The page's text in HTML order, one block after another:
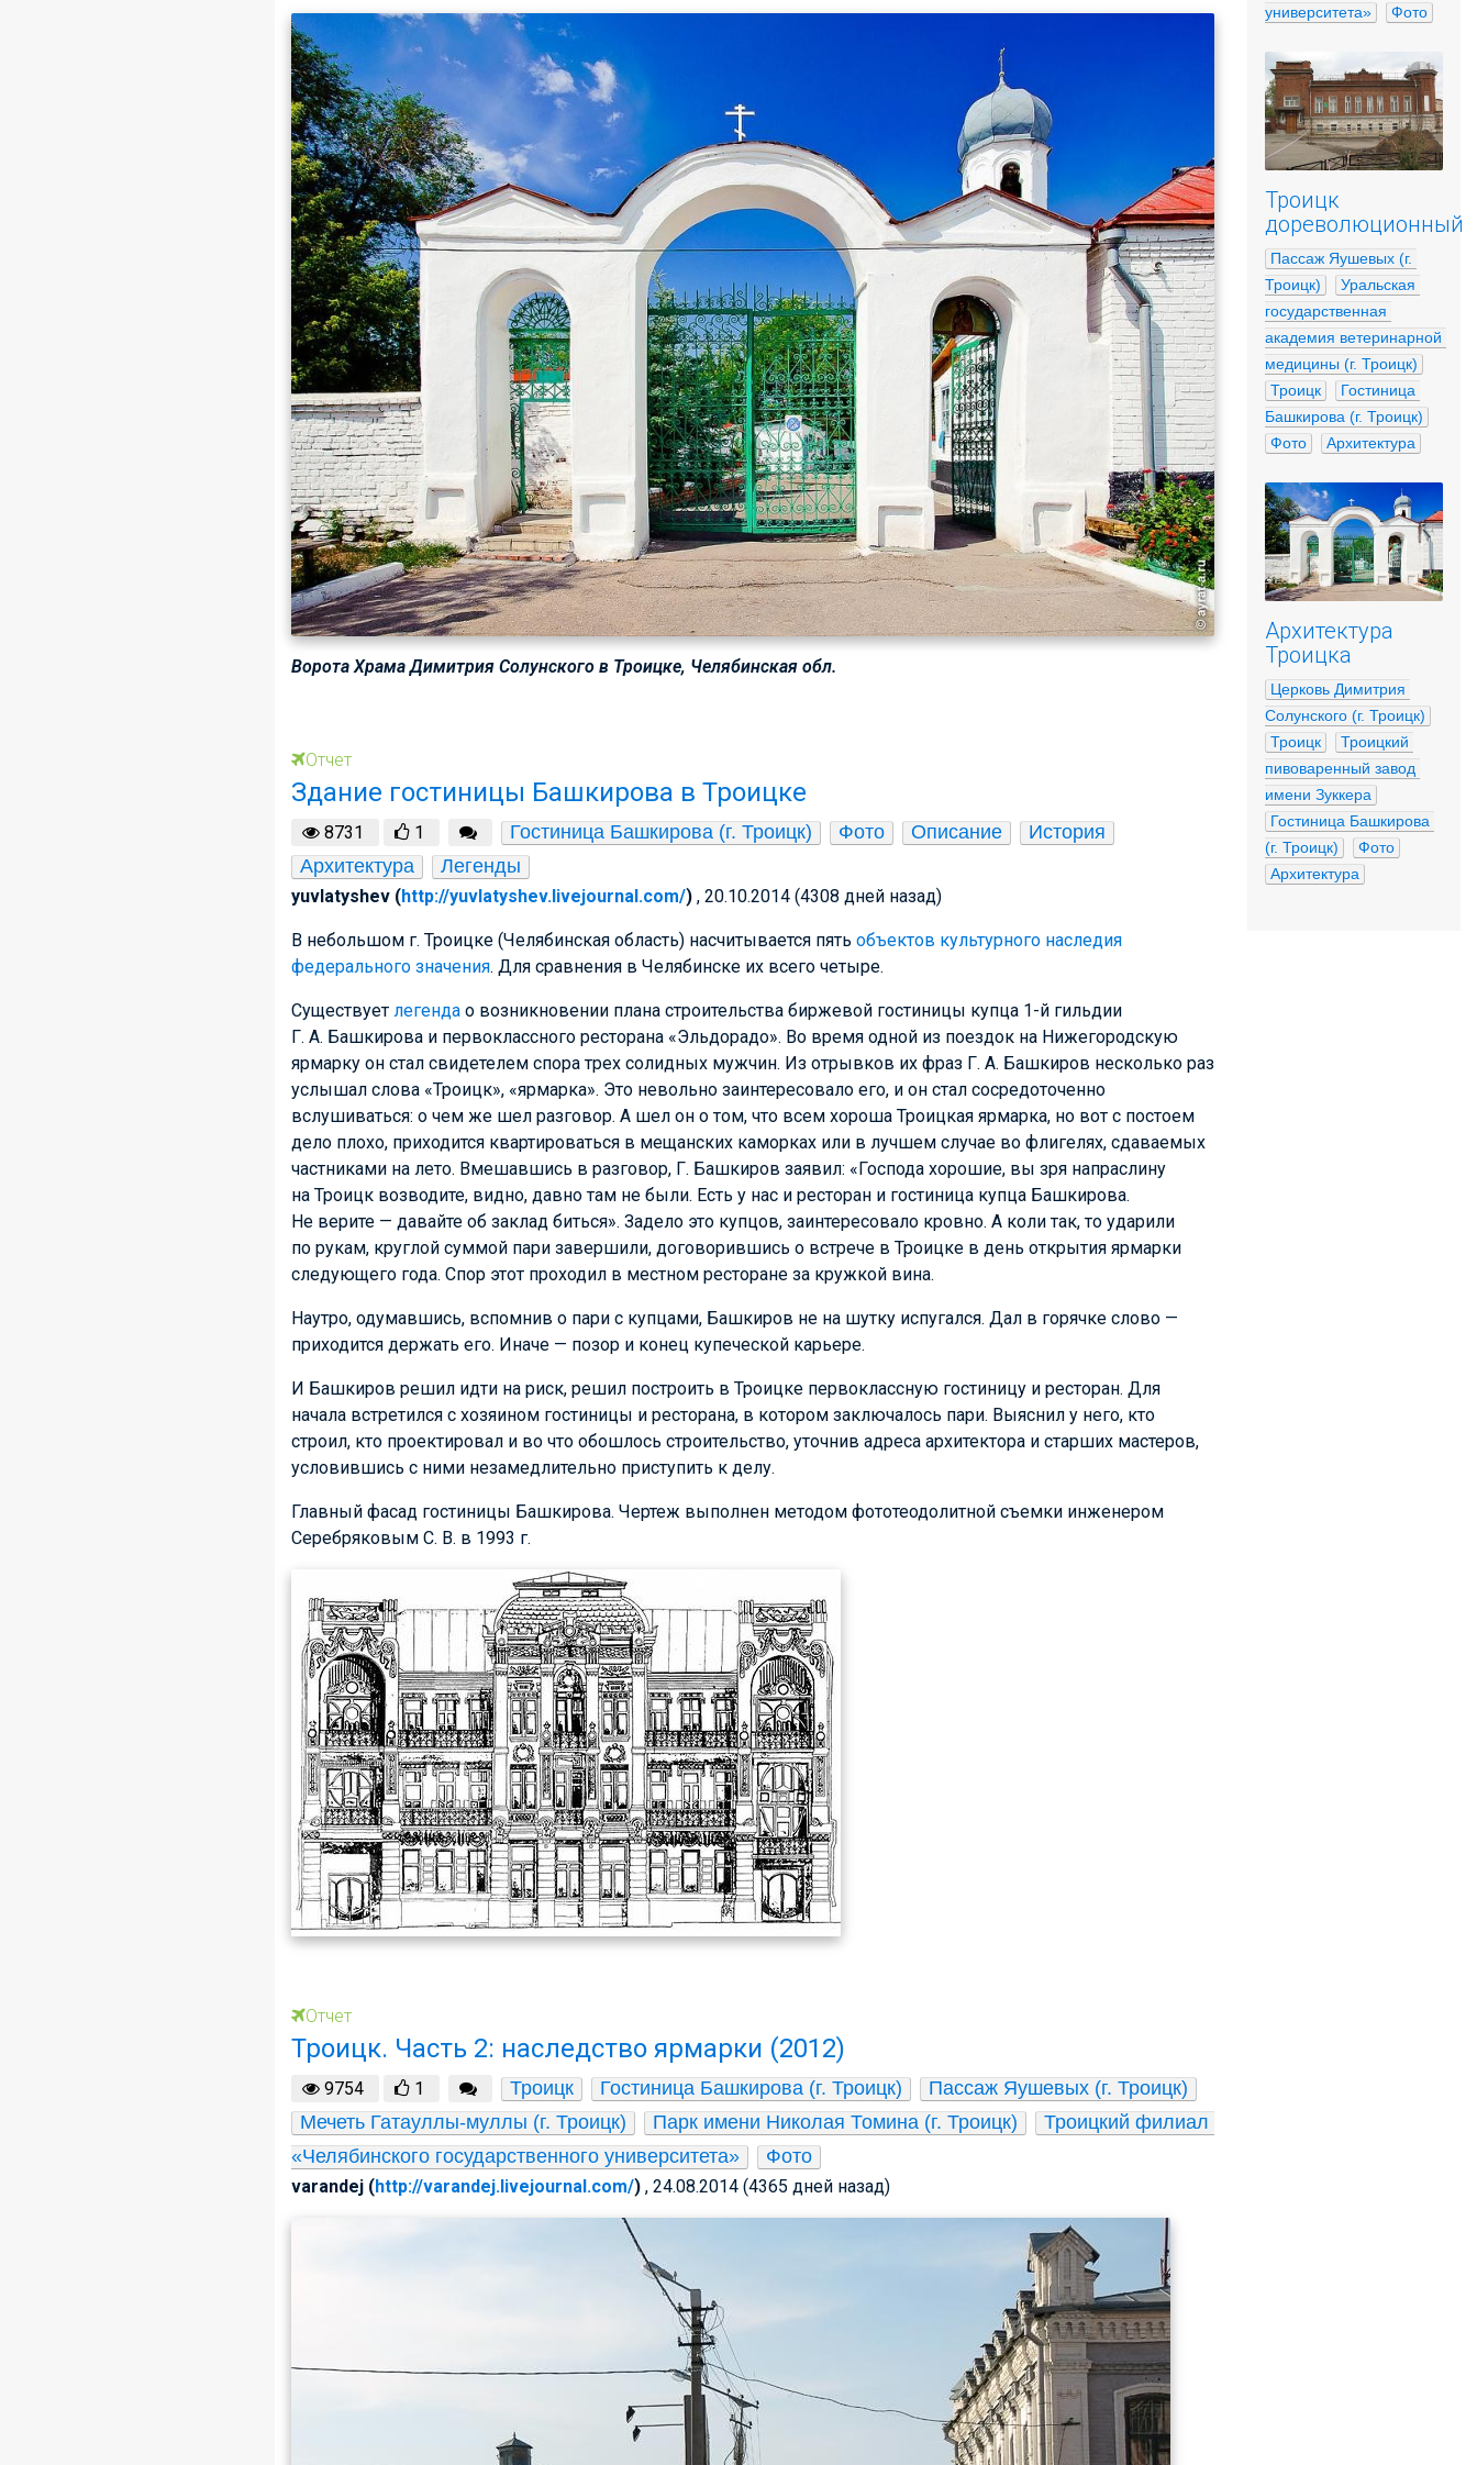
Ворота Храма Димитрия Солунского в Троицке, Челябинская обл.
Отчет
Здание гостиницы Башкирова в Троицке
8731 1 Гостиница Башкирова (г. Троицк) Фото Описание
История
Архитектура
Легенды
yuvlatyshev (http://yuvlatyshev.livejournal.com/) , 20.10.2014 (4308 дней назад)
В небольшом г. Троицке (Челябинская область) насчитывается пять объектов культурного наследия
федерального значения. Для сравнения в Челябинске их всего четыре.
Существует легенда о возникновении плана строительства биржевой гостиницы купца 1-й гильдии
Г. А. Башкирова и первоклассного ресторана «Эльдорадо». Во время одной из поездок на Нижегородскую
ярмарку он стал свидетелем спора трех солидных мужчин. Из отрывков их фраз Г. А. Башкиров несколько раз
услышал слова «Троицк», «ярмарка». Это невольно заинтересовало его, и он стал сосредоточенно
вслушиваться: о чем же шел разговор. А шел он о том, что всем хороша Троицкая ярмарка, но вот с постоем
дело плохо, приходится квартироваться в мещанских каморках или в лучшем случае во флигелях, сдаваемых
частниками на лето. Вмешавшись в разговор, Г. Башкиров заявил: «Господа хорошие, вы зря напраслину
на Троицк возводите, видно, давно там не были. Есть у нас и ресторан и гостиница купца Башкирова.
Не верите — давайте об заклад биться». Задело это купцов, заинтересовало кровно. А коли так, то ударили
по рукам, круглой суммой пари завершили, договорившись о встрече в Троицке в день открытия ярмарки
следующего года. Спор этот проходил в местном ресторане за кружкой вина.
Наутро, одумавшись, вспомнив о пари с купцами, Башкиров не на шутку испугался. Дал в горячке слово —
приходится держать его. Иначе — позор и конец купеческой карьере.
И Башкиров решил идти на риск, решил построить в Троицке первоклассную гостиницу и ресторан. Для
начала встретился с хозяином гостиницы и ресторана, в котором заключалось пари. Выяснил у него, кто
строил, кто проектировал и во что обошлось строительство, уточнив адреса архитектора и старших мастеров,
условившись с ними незамедлительно приступить к делу.
Главный фасад гостиницы Башкирова. Чертеж выполнен методом фототеодолитной съемки инженером
Серебряковым С. В. в 1993 г.
Отчет
Троицк. Часть 2: наследство ярмарки (2012)
9754 1 Троицк Гостиница Башкирова (г. Троицк)
Пассаж Яушевых (г. Троицк)
Мечеть Гатауллы-муллы (г. Троицк)
Парк имени Николая Томина (г. Троицк)
Троицкий филиал
«Челябинского государственного университета»
Фото
varandej (http://varandej.livejournal.com/) , 24.08.2014 (4365 дней назад)
университета»
Фото
Троицк
дореволюционный
Пассаж Яушевых (г.
Троицк)
Уральская
государственная
академия ветеринарной
медицины (г. Троицк)
Троицк
Гостиница
Башкирова (г. Троицк)
Фото
Архитектура
Архитектура
Троицка
Церковь Димитрия
Солунского (г. Троицк)
Троицк
Троицкий
пивоваренный завод
имени Зуккера
Гостиница Башкирова
(г. Троицк)
Фото
Архитектура